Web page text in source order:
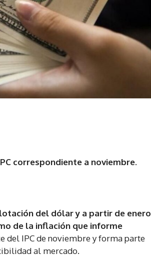
correspondiente a noviembre.
del dólar y a partir de enero
de la inflación que informe
del IPC de noviembre y forma parte
al mercado.